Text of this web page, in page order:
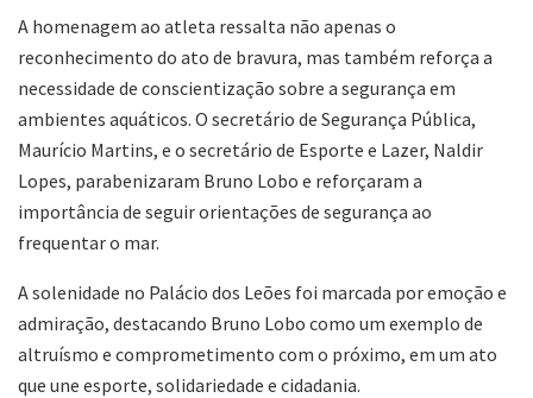
A homenagem ao atleta ressalta não apenas o
reconhecimento do ato de bravura, mas também reforça a
necessidade de conscientização sobre a segurança em
ambientes aquáticos. O secretário de Segurança Pública,
Maurício Martins, e o secretário de Esporte e Lazer, Naldir
Lopes, parabenizaram Bruno Lobo e reforçaram a
importância de seguir orientações de segurança ao
frequentar o mar.
A solenidade no Palácio dos Leões foi marcada por emoção e
admiração, destacando Bruno Lobo como um exemplo de
altruísmo e comprometimento com o próximo, em um ato
que une esporte, solidariedade e cidadania.